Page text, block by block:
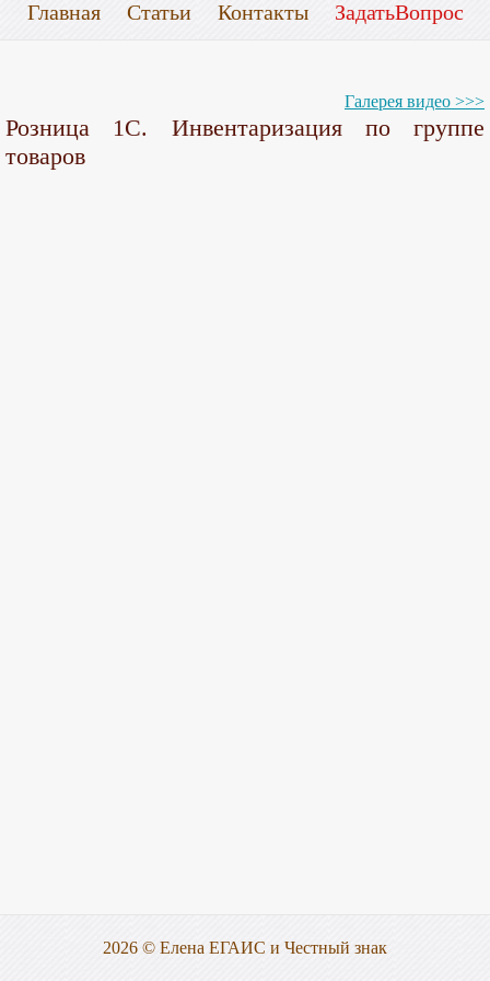
Главная Статьи Контакты ЗадатьВопрос
Галерея видео >>>
Розница 1С. Инвентаризация по группе
товаров
2026 © Елена ЕГАИС и Честный знак